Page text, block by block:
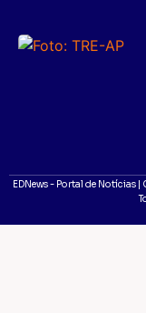
EDNews - Portal de Notícias